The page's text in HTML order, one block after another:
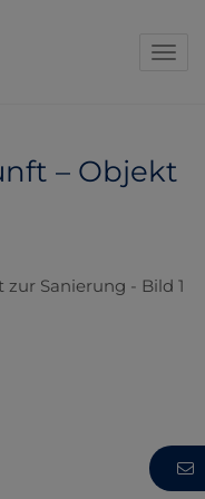
– Objekt